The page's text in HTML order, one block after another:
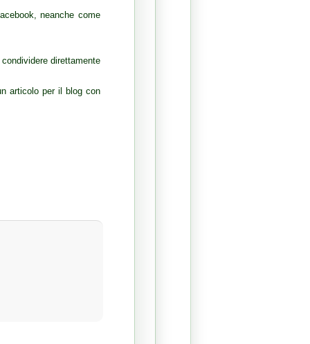
neanche come
direttamente
articolo per il blog con